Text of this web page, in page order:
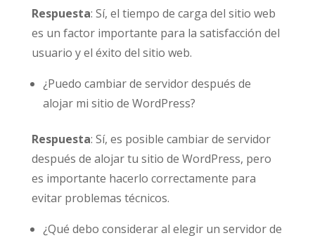
Respuesta: Sí, el tiempo de carga del sitio web
es un factor importante para la satisfacción del
usuario y el éxito del sitio web.
¿Puedo cambiar de servidor después de
alojar mi sitio de WordPress?
Respuesta: Sí, es posible cambiar de servidor
después de alojar tu sitio de WordPress, pero
es importante hacerlo correctamente para
evitar problemas técnicos.
¿Qué debo considerar al elegir un servidor de